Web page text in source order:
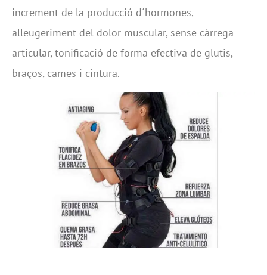
increment de la producció d´hormones,
alleugeriment del dolor muscular, sense càrrega
articular, tonificació de forma efectiva de glutis,
braços, cames i cintura.